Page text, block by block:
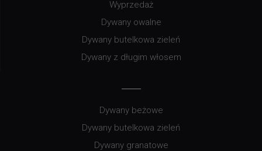
Wyprzedaż
Dywany owalne
Dywany butelkowa zieleń
Dywany z długim włosem
Dywany beżowe
Dywany butelkowa zieleń
Dywany granatowe